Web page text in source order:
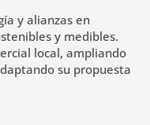
y alianzas en
y medibles.
local, ampliando
su propuesta